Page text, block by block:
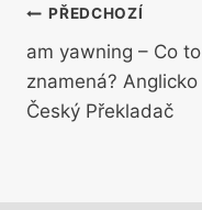
Navigace
pro
příspěvek
PŘEDCHOZÍ
am yawning – Co to
znamená? Anglicko
Český Překladač